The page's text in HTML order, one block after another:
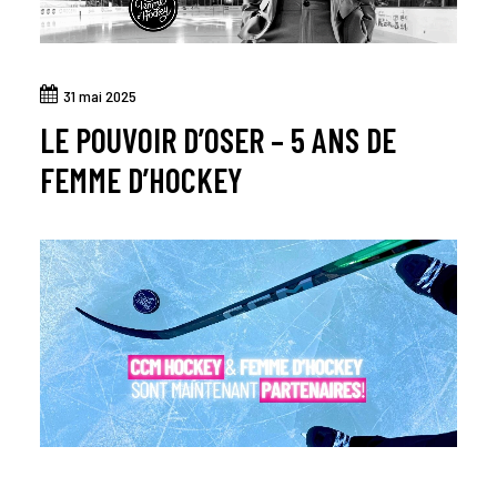
31 mai 2025
LE POUVOIR D’OSER – 5 ANS DE
FEMME D’HOCKEY